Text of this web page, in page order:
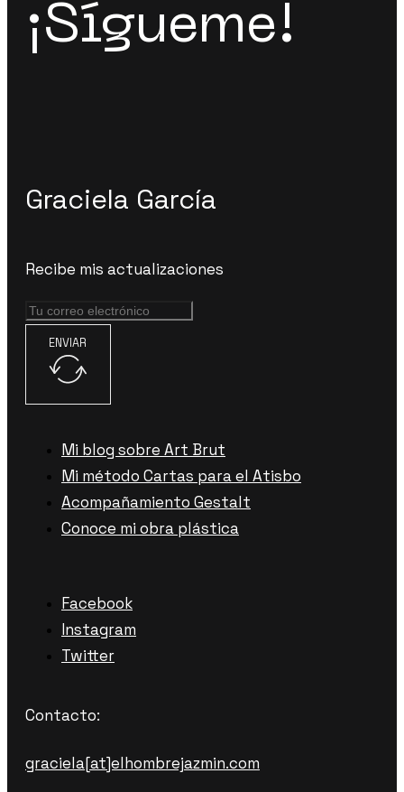
¡Sígueme!
Graciela García
Recibe mis actualizaciones
ENVIAR
Mi blog sobre Art Brut
Mi método Cartas para el Atisbo
Acompañamiento Gestalt
Conoce mi obra plástica
Facebook
Instagram
Twitter
Contacto:
graciela[at]elhombrejazmin.com